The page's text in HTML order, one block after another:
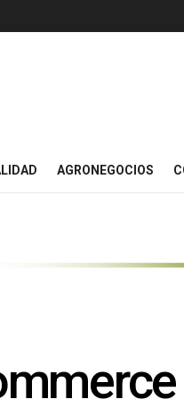
AGRONEGOCIOS